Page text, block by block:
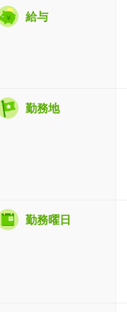
給与
勤務地
勤務曜日